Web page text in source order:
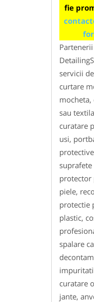
fie
servicii
curtare
sau
curatare
usi,
protector
piele,
protectie
plastic,
spalare
curatare
jante,